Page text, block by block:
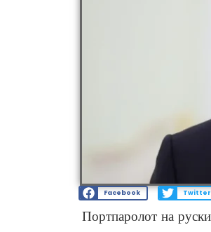
Facebook Twitter
Портпаролот на